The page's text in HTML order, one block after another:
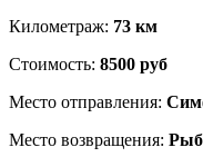
Километраж: 73 км
Стоимость: 8500 руб
Место отправления:
Место возвращения: